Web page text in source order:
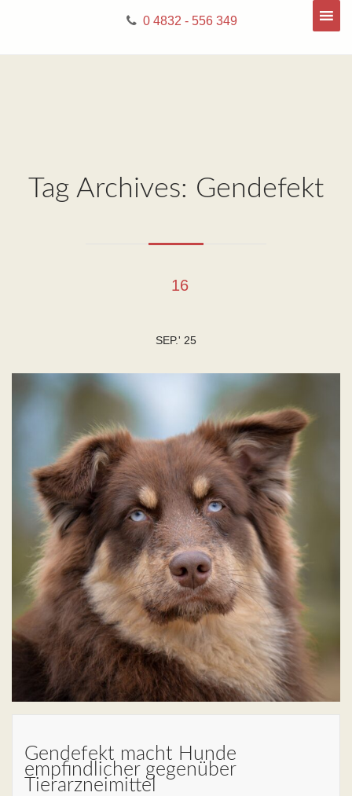
0 4832 - 556 349
Tag Archives: Gendefekt
16
SEP.' 25
Gendefekt macht Hunde
empfindlicher gegenüber
Tierarzneimittel